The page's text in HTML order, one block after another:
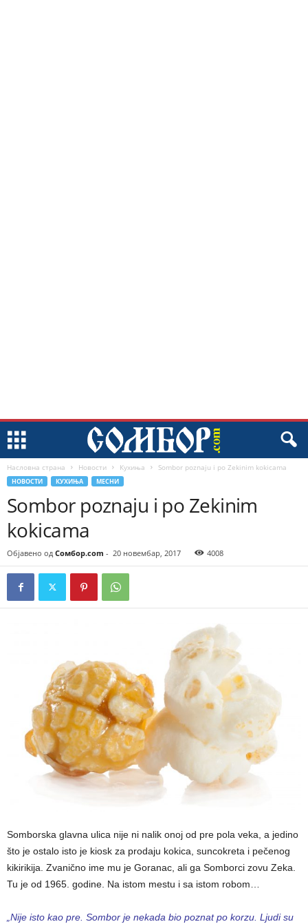
Насловна страна Новости Кухиња Sombor poznaju i po Zekinim kokicama
НОВОСТИ КУХИЊА МЕСНИ
Sombor poznaju i po Zekinim
kokicama
Објавено од Сомбор.com - 20 новембар, 2017 4008
Somborska glavna ulica nije ni nalik onoj od pre pola veka, a jedino
što je ostalo isto je kiosk za prodaju kokica, suncokreta i pečenog
kikirikija. Zvanično ime mu je Goranac, ali ga Somborci zovu Zeka.
Tu je od 1965. godine. Na istom mestu i sa istom robom…
„Nije isto kao pre. Sombor je nekada bio poznat po korzu. Ljudi su